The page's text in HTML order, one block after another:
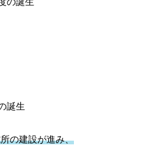
誕生
の建設が進み、